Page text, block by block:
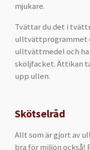
mjukare.
Tvättar du det i
ulltvättprogrammet
ulltvättmedel och ha
sköljfacket. Ättikan
upp ullen.
Skötselråd
Allt som är gjort av
bra för miljön också!